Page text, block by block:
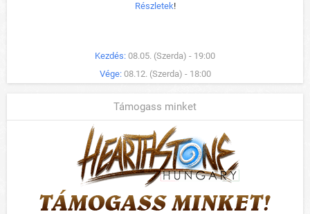
Részletek!
Kezdés: 08.05. (Szerda) - 19:00
Vége: 08.12. (Szerda) - 18:00
Támogass minket